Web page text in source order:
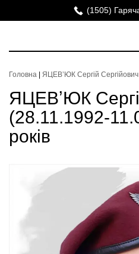
(1505)
Головна ЯЦЕВʼЮК Сергій
ЯЦЕВʼЮК
(28.11.1992-
років